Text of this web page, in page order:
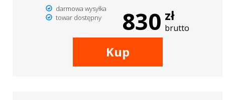
darmowa wysyłka
towar dostępny
830 zł
brutto
Kup